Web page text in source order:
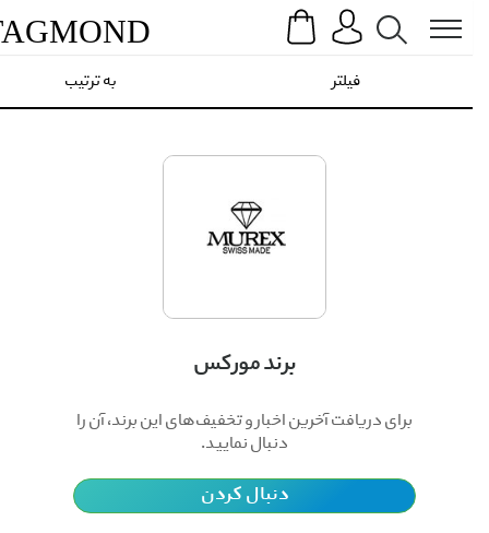
Search
TAGMOND
برند مورکس
برای دریافت آخرین اخبار و تخفیف‌های این برند، آن را
دنبال نمایید.
دنبال کردن
به ترتیب فیلتر